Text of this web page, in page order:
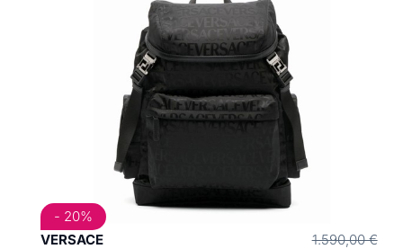
VERSACE
1.590,00 €
- 20%